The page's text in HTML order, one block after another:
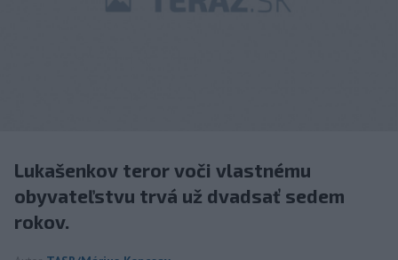
Lukašenkov teror voči vlastnému
obyvateľstvu trvá už dvadsať sedem
rokov.